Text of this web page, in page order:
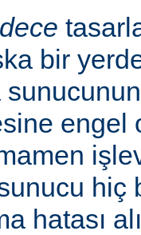
bir
engel
hiç
hatası